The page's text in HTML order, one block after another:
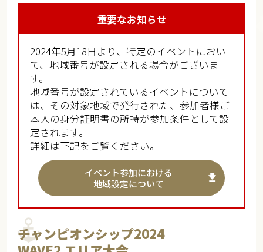
重要なお知らせ
2024年5月18日より、特定のイベントにおい
て、地域番号が設定される場合がございま
す。
地域番号が設定されているイベントについて
は、その対象地域で発行された、参加者様ご
本人の身分証明書の所持が参加条件として設
定されます。
詳細は下記をご覧ください。
イベント参加における
地域設定について
チャンピオンシップ2024